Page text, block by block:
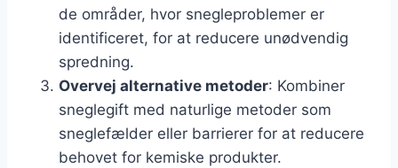
de områder, hvor snegleproblemer er
identificeret, for at reducere unødvendig
spredning.
Overvej alternative metoder: Kombiner
sneglegift med naturlige metoder som
sneglefælder eller barrierer for at reducere
behovet for kemiske produkter.